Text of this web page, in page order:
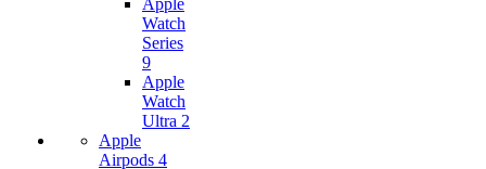
Apple
Watch
Series
9
Apple
Watch
Ultra 2
Apple
Airpods 4